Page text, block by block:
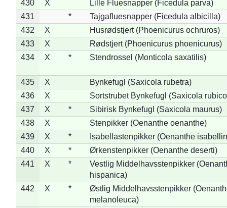
430 X
Lille Fluesnapper (Ficedula parva)
431
*
Tajgafluesnapper (Ficedula albicilla)
432
X
Husrødstjert (Phoenicurus ochruros)
433
X
Rødstjert (Phoenicurus phoenicurus)
434
X * Stendrossel (Monticola saxatilis)
435 X
Bynkefugl (Saxicola rubetra)
436
X
Sortstrubet Bynkefugl (Saxicola
437
X *
Sibirisk Bynkefugl (Saxicola maurus)
438
X
Stenpikker (Oenanthe oenanthe)
439
X *
Isabellastenpikker (Oenanthe
440
X *
Ørkenstenpikker (Oenanthe deserti)
441
X *
Vestlig Middelhavsstenpikker
hispanica)
442
X *
Østlig Middelhavsstenpikker
melanoleuca)